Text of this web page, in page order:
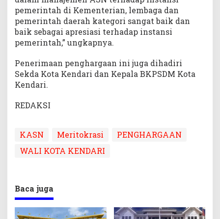
pemerintah di Kementerian, lembaga dan
pemerintah daerah kategori sangat baik dan
baik sebagai apresiasi terhadap instansi
pemerintah,” ungkapnya.
Penerimaan penghargaan ini juga dihadiri
Sekda Kota Kendari dan Kepala BKPSDM Kota
Kendari.
REDAKSI
KASN Meritokrasi
PENGHARGAAN
WALI KOTA KENDARI
Baca juga